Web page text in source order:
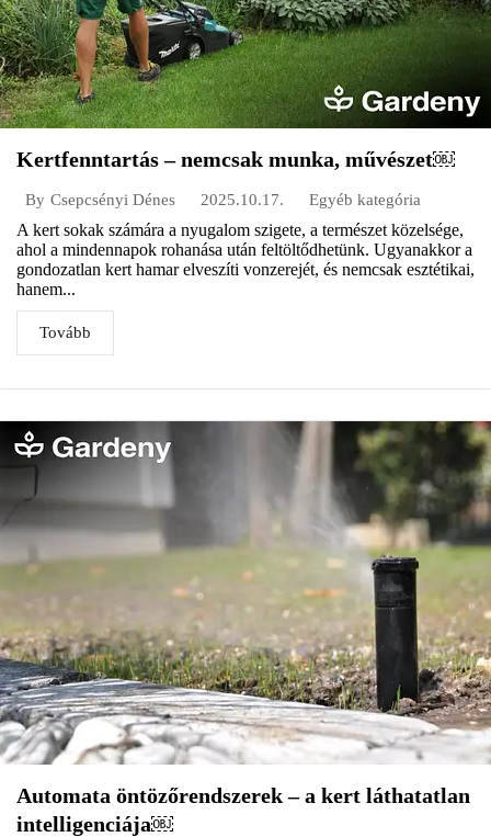
Kertfenntartás – nemcsak munka, művészet￼
By Csepcsényi Dénes 2025.10.17. Egyéb kategória
A kert sokak számára a nyugalom szigete, a természet közelsége,
ahol a mindennapok rohanása után feltöltődhetünk. Ugyanakkor a
gondozatlan kert hamar elveszíti vonzerejét, és nemcsak esztétikai,
hanem...
Tovább
Automata öntözőrendszerek – a kert láthatatlan
intelligenciája￼